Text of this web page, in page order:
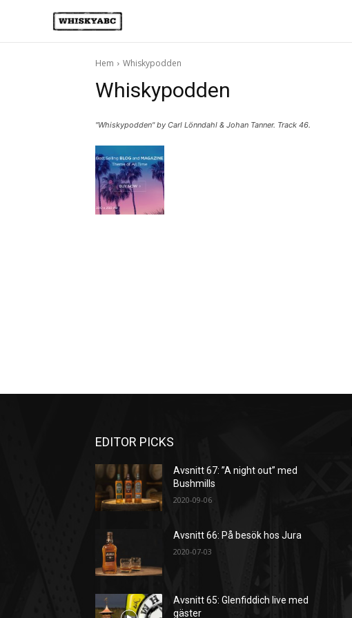
Hem Whiskypodden
Whiskypodden
"Whiskypodden" by Carl Lönndahl & Johan Tanner. Track 46.
EDITOR PICKS
Avsnitt 67: ”A night out” med
Bushmills
2020-09-06
Avsnitt 66: På besök hos Jura
2020-07-03
Avsnitt 65: Glenfiddich live med
gäster